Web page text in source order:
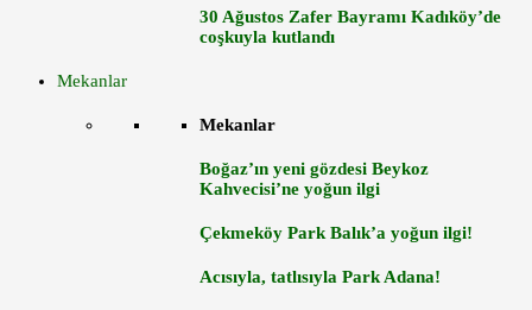
30 Ağustos Zafer Bayramı Kadıköy’de
coşkuyla kutlandı
Mekanlar
Mekanlar
Boğaz’ın yeni gözdesi Beykoz
Kahvecisi’ne yoğun ilgi
Çekmeköy Park Balık’a yoğun ilgi!
Acısıyla, tatlısıyla Park Adana!